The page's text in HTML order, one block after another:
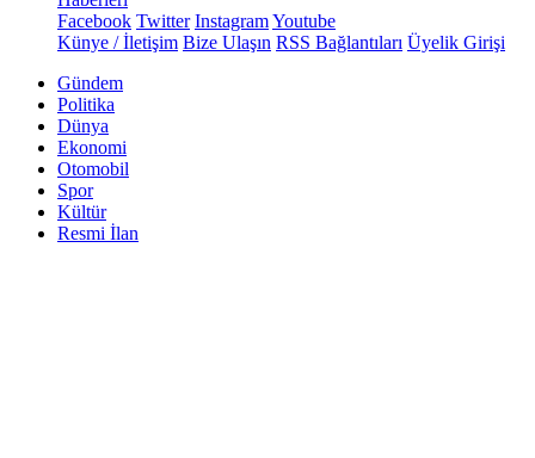
Facebook Twitter InstagramYoutube
Künye / İletişim Bize Ulaşın RSS Bağlantıları Üyelik Girişi
Gündem
Politika
Dünya
Ekonomi
Otomobil
Spor
Kültür
Resmi İlan